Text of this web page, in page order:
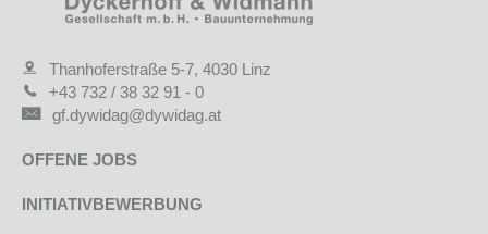
Thanhoferstraße 5-7, 4030 Linz
+43 732 / 38 32 91 - 0
gf.dywidag@dywidag.at
OFFENE JOBS
INITIATIVBEWERBUNG